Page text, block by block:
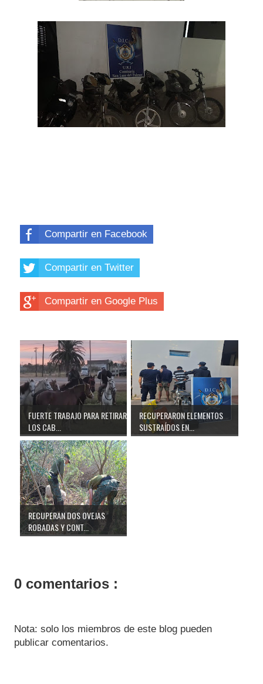
Compartir en Facebook
Compartir en Twitter
Compartir en Google Plus
FUERTE TRABAJO PARA RETIRAR
LOS CAB...
RECUPERARON ELEMENTOS
SUSTRAÍDOS EN...
RECUPERAN DOS OVEJAS
ROBADAS Y CONT...
0 comentarios :
Nota: solo los miembros de este blog pueden
publicar comentarios.